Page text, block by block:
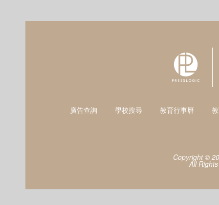
廣告查詢 學校搜尋 教育行事曆
Copyright ©
All